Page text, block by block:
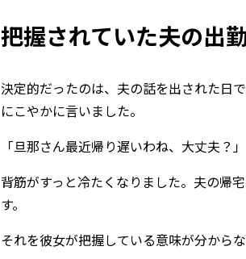
把握されていた夫の出
決定的だったのは、夫の話を出された日
にこやかに言いました。
「旦那さん最近帰り遅いわね、大丈夫？」
背筋がすっと冷たくなりました。夫の帰
す。
それを彼女が把握している意味が分からな